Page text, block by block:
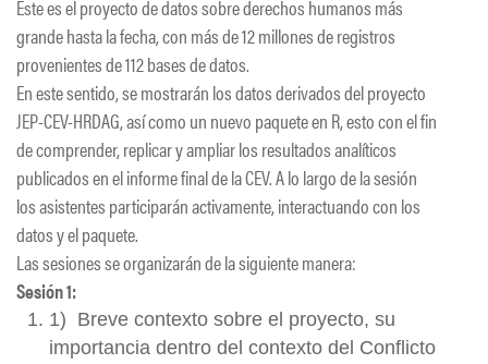
Este es el proyecto de datos sobre derechos humanos más
grande hasta la fecha, con más de 12 millones de registros
provenientes de 112 bases de datos.
En este sentido, se mostrarán los datos derivados del proyecto
JEP-CEV-HRDAG, así como un nuevo paquete en R, esto con el fin
de comprender, replicar y ampliar los resultados analíticos
publicados en el informe final de la CEV. A lo largo de la sesión
los asistentes participarán activamente, interactuando con los
datos y el paquete.
Las sesiones se organizarán de la siguiente manera:
Sesión 1:
1) Breve contexto sobre el proyecto, su
importancia dentro del contexto del Conflicto